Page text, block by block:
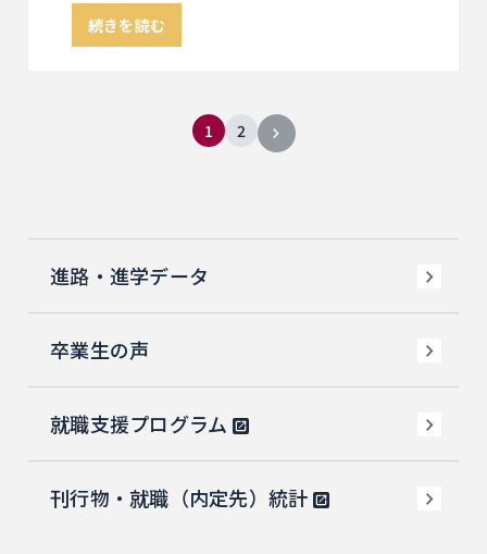
続きを読む
1 2
進路・進学データ
卒業生の声
就職支援プログラム
刊行物・就職（内定先）統計